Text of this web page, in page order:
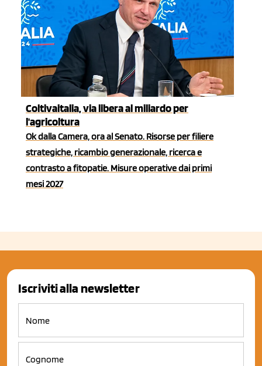
Coltivaitalia, via libera al miliardo per
l'agricoltura
Ok dalla Camera, ora al Senato. Risorse per filiere
strategiche, ricambio generazionale, ricerca e
contrasto a fitopatie. Misure operative dai primi
mesi 2027
Iscriviti alla newsletter